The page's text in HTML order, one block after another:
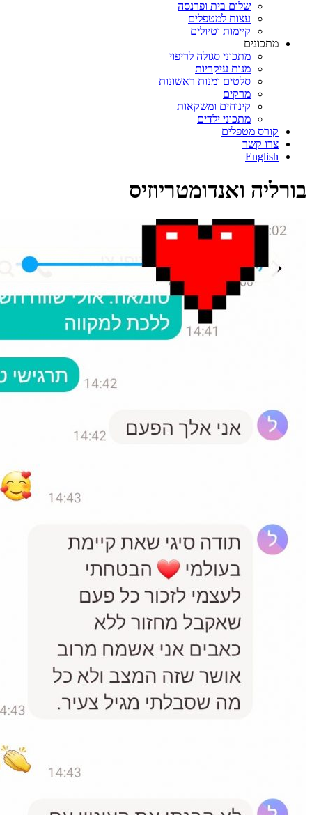
שלום בית ופרנסה
עצות למטפלים
קיימות וטיולים
מתכונים
מתכוני סגולה לריפוי
מנות עיקריות
סלטים ומנות ראשונות
מרקים
קינוחים ומשקאות
מתכוני ילדים
קורס מטפלים
צרו קשר
English
בורליה ואנדומטריוזיס